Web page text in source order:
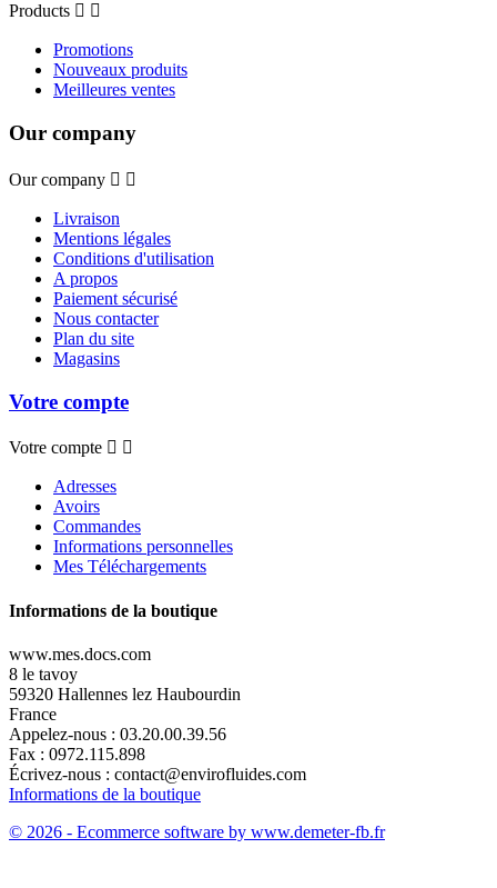
Products  
Promotions
Nouveaux produits
Meilleures ventes
Our company
Our company  
Livraison
Mentions légales
Conditions d'utilisation
A propos
Paiement sécurisé
Nous contacter
Plan du site
Magasins
Votre compte
Votre compte  
Adresses
Avoirs
Commandes
Informations personnelles
Mes Téléchargements
Informations de la boutique
www.mes.docs.com
8 le tavoy
59320 Hallennes lez Haubourdin
France
Appelez-nous : 03.20.00.39.56
Fax : 0972.115.898
Écrivez-nous : contact@envirofluides.com
Informations de la boutique
© 2026 - Ecommerce software by www.demeter-fb.fr